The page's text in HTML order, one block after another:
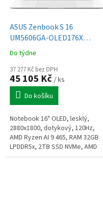
ASUS Zenbook S 16
UM5606GA-OLED176X
Scandinavian White
Do týdne
37 277 Kč bez DPH
45 105 Kč / ks
Do košíku
Notebook 16" OLED, lesklý,
2880x1800, dotykový, 120Hz,
AMD Ryzen AI 9 465, RAM 32GB
LPDDR5x, 2TB SSD NVMe, AMD
Radeon Radeon Graphics 880M,